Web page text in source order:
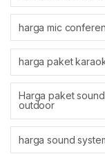
harga mic
harga paket
Harga paket
outdoor
harga sound